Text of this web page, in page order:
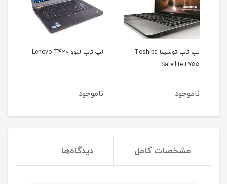
لپ تاپ لنوو Lenovo T420
ناموجود
لپ تاپ اپل مک بوک ایر
ناموجود
مشخصات کامل دیدگاه‌ها